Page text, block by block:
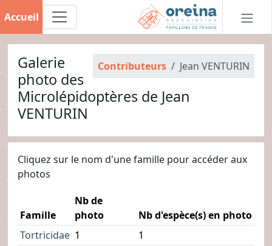
Accueil
Contributeurs Jean VENTURIN
Galerie
photo des
Microlépidoptères de Jean
VENTURIN
Cliquez sur le nom d'une famille pour accéder aux
photos
Famille
Nb de
photo
Nb d'espèce(s) en photo
Tortricidae 1 1